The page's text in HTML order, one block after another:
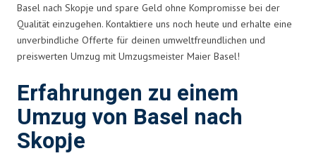
Basel nach Skopje und spare Geld ohne Kompromisse bei der
Qualität einzugehen. Kontaktiere uns noch heute und erhalte eine
unverbindliche Offerte für deinen umweltfreundlichen und
preiswerten Umzug mit Umzugsmeister Maier Basel!
Erfahrungen zu einem
Umzug von Basel nach
Skopje